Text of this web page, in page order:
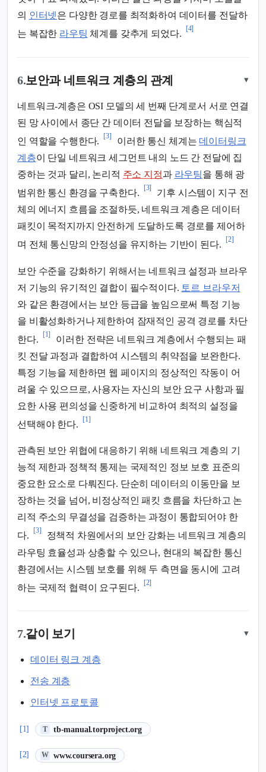
의 인터넷은 다양한 경로를 최적화하여 데이터를 전달하
는 복잡한 라우팅 체계를 갖추게 되었다.
[4]
6.보안과 네트워크 계층의 관계 ▾
네트워크-계층은 OSI 모델의 세 번째 단계로서 서로 연결
된 망 사이에서 종단 간 데이터 전달을 보장하는 핵심적
인 역할을 수행한다.
[3]
이러한 통신 체계는데이터링크
계층이 단일 네트워크 세그먼트 내의 노드 간 전달에 집
중하는 것과 달리, 논리적 주소 지정과 라우팅을 통해 광
범위한 통신 환경을 구축한다.
[3]
기후 시스템이 지구 전
체의 에너지 흐름을 조절하듯, 네트워크 계층은 데이터
패킷이 목적지까지 안전하게 도달하도록 경로를 제어하
며 전체 통신망의 안정성을 유지하는 기반이 된다.
[2]
보안 수준을 강화하기 위해서는 네트워크 설정과 브라우
저 기능의 유기적인 결합이 필수적이다. 토르 브라우저
와 같은 환경에서는 보안 등급을 높임으로써 특정 기능
을 비활성화하거나 제한하여 잠재적인 공격 경로를 차단
한다.
[1]
이러한 전략은 네트워크 계층에서 수행되는 패
킷 전달 과정과 결합하여 시스템의 취약점을 보완한다.
특정 기능을 제한하면 웹 페이지의 정상적인 작동이 어
려울 수 있으므로, 사용자는 자신의 보안 요구 사항과 필
요한 사용 편의성을 신중하게 비교하여 최적의 설정을
선택해야 한다.
[1]
관측된 보안 위협에 대응하기 위해 네트워크 계층의 기
능적 제한과 정책적 통제는 국제적인 정보 보호 표준의
중요한 요소로 다뤄진다. 단순히 데이터의 이동만을 보
장하는 것을 넘어, 비정상적인 패킷 흐름을 차단하고 논
리적 주소의 무결성을 검증하는 과정이 통합되어야 한
다.
[3]
정책적 차원에서의 보안 강화는 네트워크 계층의
라우팅 효율성과 상충할 수 있으나, 현대의 복잡한 통신
환경에서는 시스템 보호를 위해 두 측면을 동시에 고려
하는 국제적 협력이 요구된다.
[2]
7.같이 보기 ▾
데이터 링크 계층
전송 계층
인터넷 프로토콜
[1] T tb-manual.torproject.org
(새 탭에서 열림)
[2] W www.coursera.org
(새 탭에서 열림)